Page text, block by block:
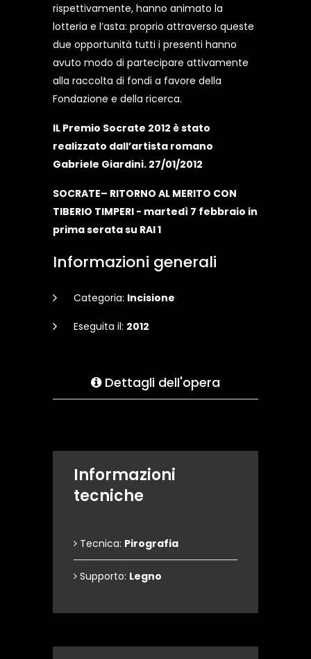
rispettivamente, hanno animato la
lotteria e l’asta: proprio attraverso queste
due opportunità tutti i presenti hanno
avuto modo di partecipare attivamente
alla raccolta di fondi a favore della
Fondazione e della ricerca.
IL Premio Socrate 2012 è stato
realizzato dall’artista romano
Gabriele Giardini. 27/01/2012
SOCRATE– RITORNO AL MERITO CON
TIBERIO TIMPERI - martedì 7 febbraio in
prima serata su RAI 1
Informazioni generali
Categoria: Incisione
Eseguita il: 2012
Dettagli dell'opera
Informazioni
tecniche
Tecnica: Pirografia
Supporto: Legno